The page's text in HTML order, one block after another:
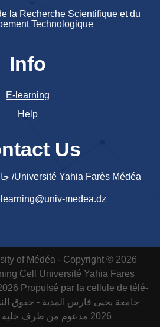
la Recherche Scientifique et du
Technologique
Info
E-learning
Help
Us
جامعة يحي فارس المدية /Université Yahia Farès Médéa
medea.dz
of Médéa - Copyright © 2026
Cell
Université Yahia Fares
Propulsé par la cellule de télé-
جامعة يحيى فارس المدية - حقوق
2026 مدعوم من طرف خلية التعليم عن بعد